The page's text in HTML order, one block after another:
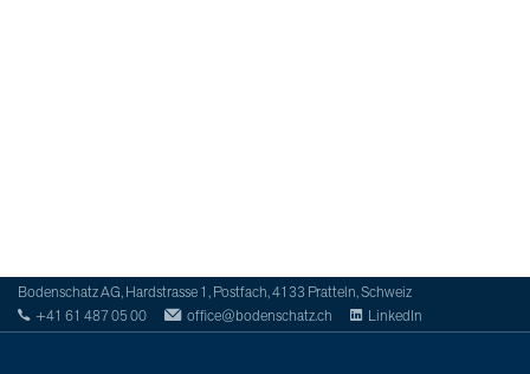
Bodenschatz AG, Hardstrasse 1, Postfach, 4133 Pratteln, Schweiz
+41 61 487 05 00
office@bodenschatz.ch LinkedIn